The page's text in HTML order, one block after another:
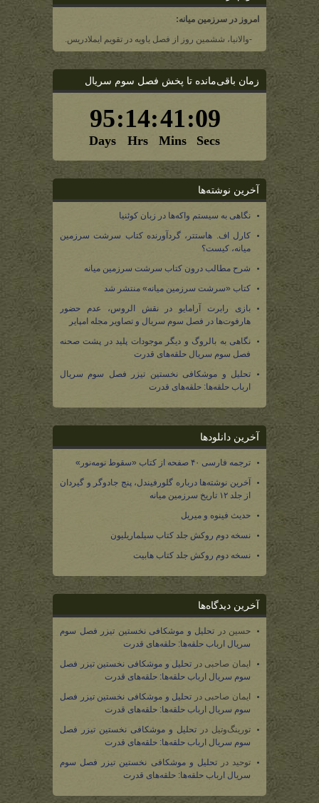
امروز در سرزمین میانه:
-والانیا، ششمین روز از فصل یاویه در تقویم ایملادریس.
زمان باقی‌مانده تا پخش فصل سوم سریال
آخرین نوشته‌ها
نگاهی به سیستم واکه‌ها در زبان کوئنیا
کارل اف. هاستتر، گردآورنده کتاب سرشت سرزمین
میانه، کیست؟
شرح مطالب درون کتاب سرشت سرزمین میانه
کتاب «سرشت سرزمین میانه» منتشر شد
بازی رابرت آرامایو در نقش الروس، عدم حضور
هارفوت‌ها در فصل سوم سریال و تصاویر مجله امپایر
نگاهی به بالروگ و دیگر موجودات پلید در پشت صحنه
فصل سوم سریال حلقه‌های قدرت
تحلیل و موشکافی نخستین تیزر فصل سوم سریال
ارباب حلقه‌ها: حلقه‌های قدرت
آخرین دانلودها
ترجمه فارسی ۴۰ صفحه از کتاب «سقوط نومه‌نور»
آخرین نوشته‌ها درباره گلورفیندل، پنج جادوگر و گیردان
از جلد ۱۲ تاریخ سرزمین میانه
حدیث فینوه و میریل
نسخه دوم روکش جلد کتاب سیلماریلیون
نسخه دوم روکش جلد کتاب هابیت
آخرین دیدگاه‌ها
حسین در تحلیل و موشکافی نخستین تیزر فصل سوم
سریال ارباب حلقه‌ها: حلقه‌های قدرت
ایمان صاحبی در تحلیل و موشکافی نخستین تیزر فصل
سوم سریال ارباب حلقه‌ها: حلقه‌های قدرت
ایمان صاحبی در تحلیل و موشکافی نخستین تیزر فصل
سوم سریال ارباب حلقه‌ها: حلقه‌های قدرت
تورینگ‌وتیل در تحلیل و موشکافی نخستین تیزر فصل
سوم سریال ارباب حلقه‌ها: حلقه‌های قدرت
توحید درتحلیل و موشکافی نخستین تیزر فصل سوم
سریال ارباب حلقه‌ها: حلقه‌های قدرت